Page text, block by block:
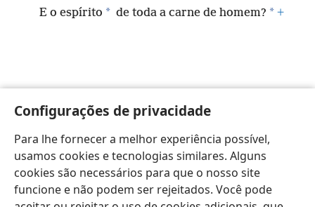
Configurações de privacidade
Para lhe fornecer a melhor experiência possível,
usamos cookies e tecnologias similares. Alguns
cookies são necessários para que o nosso site
funcione e não podem ser rejeitados. Você pode
E o espírito * de toda a carne de homem? * +
Português (Brasil) Preferências
Copyright© 2026 Watch Tower Bible and Tract Society of Pennsylvania
Termos de Uso
Política de Privacidade